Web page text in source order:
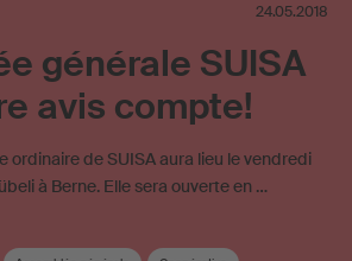
24.05.2018
générale SUISA
avis compte!
ordinaire de SUISA aura lieu le vendredi
à Berne. Elle sera ouverte en …